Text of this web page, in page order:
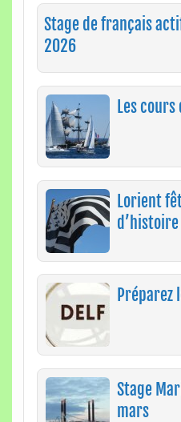
Stage de français
2026
Les
Lorient
Préparez
Stage
mars